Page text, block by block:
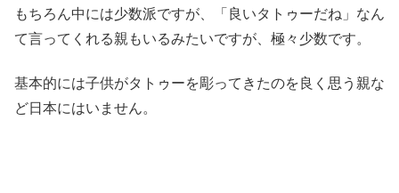
もちろん中には少数派ですが、「良いタトゥーだね」なん
て言ってくれる親もいるみたいですが、極々少数です。
基本的には子供がタトゥーを彫ってきたのを良く思う親な
ど日本にはいません。